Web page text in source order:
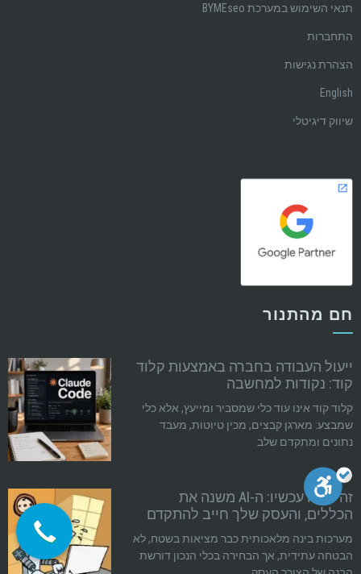
תנאי השימוש במערכת BYMEseo
התחברות
הצהרת נגישות
English
שיווק דיגיטלי
חם מהתנור
ייעול העבודה בחברה באמצעות קלוד
קוד: נקודות למחשבה
קלוד קוד אינו עוד כלי שמסביר ומייעץ, אלא כלי
שמבצע: מארגן קבצים, מכין טיוטות, מעבד
נתונים ומתקדם שלב
זה קורה עכשיו: ה-AI משנה את
הכללים, והעסק שלך חייב להתקדם
מערכות בינה מלאכותית כבר מציאות בשטח, לא
הבטחה עתידית, אך הבחירה בכלי הנכון דורשת